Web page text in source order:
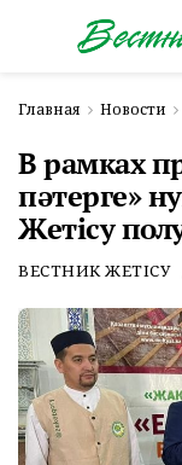
Главная Новости
В рамках
пәтерге»
Жетісу
ВЕСТНИК ЖЕТІСУ